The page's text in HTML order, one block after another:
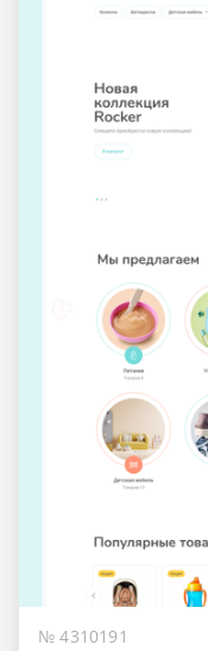
№ 4310191